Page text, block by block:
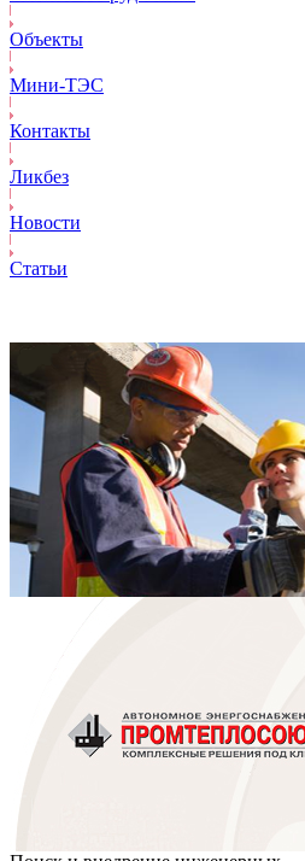
Объекты
Mини-ТЭС
Контакты
Ликбез
Новости
Статьи